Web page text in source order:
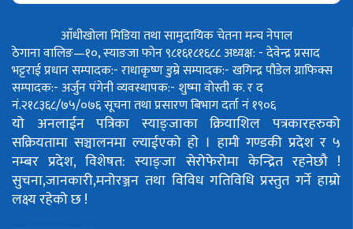
आँधीखोला मिडिया तथा सामुदायिक चेतना मन्च नेपाल
ठेगाना वालिङ—१०, स्याङजा फोन ९८१६१८१६८८अध्यक्ष: - देवेन्द्र प्रसाद
भट्टराईप्रधान सम्पादक:- राधाकृष्ण डुम्रेसम्पादक:- खगिन्द्र पौडेलग्राफिक्स
सम्पादक:- अर्जुन पंगेनीव्यवस्थापक:- शुष्मा वोस्तीक. र द
नं.२१८३६८/७५/०७६सूचना तथा प्रसारण बिभाग दर्ता नं १९०६
यो अनलाईन पत्रिका स्याङ्जाका क्रियाशिल पत्रकारहरुको
सक्रियतामा सञ्चालनमा ल्याईएको हो । हामी गण्डकी प्रदेश र ५
नम्बर प्रदेश, विशेषत: स्याङ्जा सेरोफेरोमा केन्द्रित रहनेछौ !
सुचना,जानकारी,मनोरञ्जन तथा विविध गतिविधि प्रस्तुत गर्ने हाम्रो
लक्ष्य रहेको छ !